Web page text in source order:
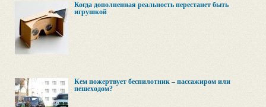
Когда дополненная реальность перестанет быть
игрушкой
Кем пожертвует беспилотник – пассажиром или
пешеходом?